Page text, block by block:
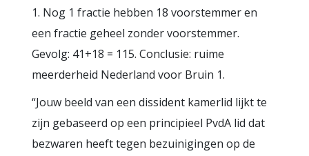
1. Nog 1 fractie hebben 18 voorstemmer en
een fractie geheel zonder voorstemmer.
Gevolg: 41+18 = 115. Conclusie: ruime
meerderheid Nederland voor Bruin 1.
“Jouw beeld van een dissident kamerlid lijkt te
zijn gebaseerd op een principieel PvdA lid dat
bezwaren heeft tegen bezuinigingen op de